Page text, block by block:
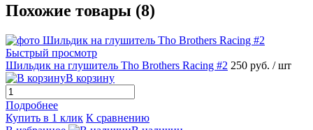
Похожие товары (8)
Быстрый просмотр
Шильдик на глушитель Tho Brothers Racing #2 250 руб. / шт
В корзину
Подробнее
Купить в 1 клик К сравнению